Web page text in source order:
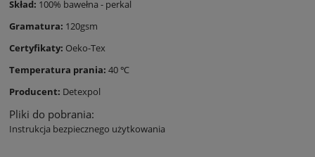
Skład: 100% bawełna - perkal
Gramatura: 120gsm
Certyfikaty: Oeko-Tex
Temperatura prania: 40 ℃
Producent: Detexpol
Pliki do pobrania:
Instrukcja bezpiecznego użytkowania